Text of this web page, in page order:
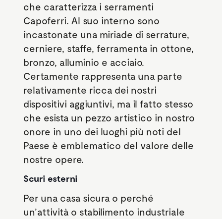
che caratterizza i serramenti
Capoferri. Al suo interno sono
incastonate una miriade di serrature,
cerniere, staffe, ferramenta in ottone,
bronzo, alluminio e acciaio.
Certamente rappresenta una parte
relativamente ricca dei nostri
dispositivi aggiuntivi, ma il fatto stesso
che esista un pezzo artistico in nostro
onore in uno dei luoghi più noti del
Paese è emblematico del valore delle
nostre opere.
Scuri esterni
Per una casa sicura o perché
un’attività o stabilimento industriale